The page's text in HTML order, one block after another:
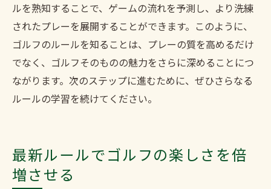
ルを熟知することで、ゲームの流れを予測し、より洗練
されたプレーを展開することができます。このように、
ゴルフのルールを知ることは、プレーの質を高めるだけ
でなく、ゴルフそのものの魅力をさらに深めることにつ
ながります。次のステップに進むために、ぜひさらなる
ルールの学習を続けてください。
最新ルールでゴルフの楽しさを倍
増させる